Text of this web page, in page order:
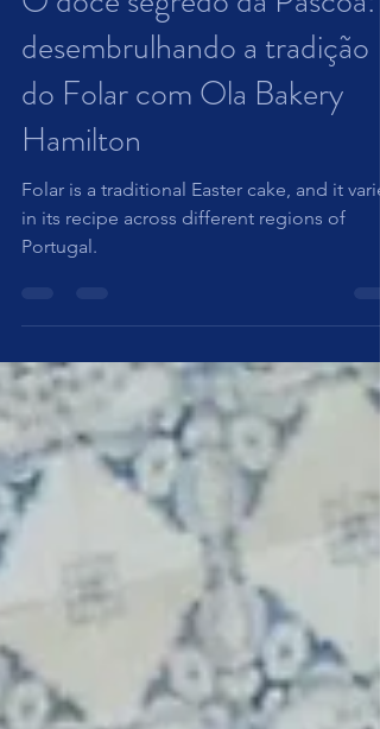
O doce segredo da Páscoa:
desembrulhando a tradição
do Folar com Ola Bakery
Hamilton
Folar is a traditional Easter cake, and it